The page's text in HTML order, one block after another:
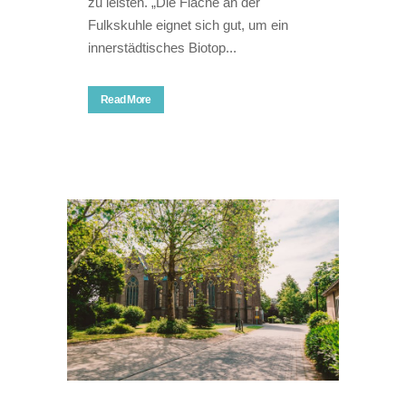
Fulkskuhle eignet sich gut, um ein
innerstädtisches Biotop...
Read More